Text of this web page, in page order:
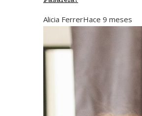
Alicia FerrerHace 9 meses